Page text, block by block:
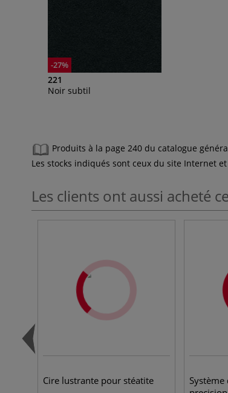
-27%
221
Noir subtil
Produits à la page 240 du catalogue
Les stocks indiqués sont ceux du site Internet
Les clients ont aussi acheté
Cire lustrante pour stéatite
Système